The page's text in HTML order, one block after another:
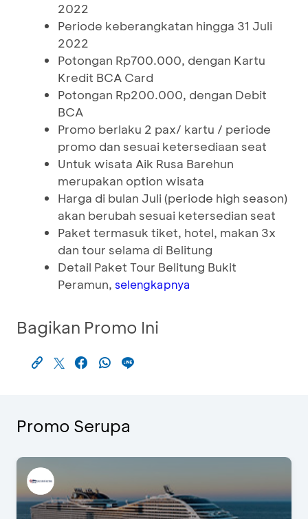
2022
Periode keberangkatan hingga 31 Juli
2022
Potongan Rp700.000, dengan Kartu
Kredit BCA Card
Potongan Rp200.000, dengan Debit
BCA
Promo berlaku 2 pax/ kartu / periode
promo dan sesuai ketersediaan seat
Untuk wisata Aik Rusa Barehun
merupakan option wisata
Harga di bulan Juli (periode high season)
akan berubah sesuai ketersedian seat
Paket termasuk tiket, hotel, makan 3x
dan tour selama di Belitung
Detail Paket Tour Belitung Bukit
Peramun, selengkapnya
Bagikan Promo Ini
Promo Serupa